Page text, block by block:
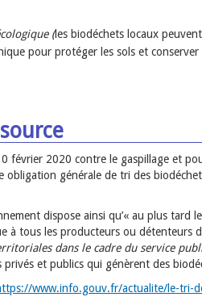
(les biodéchets locaux
pour protéger les sols et conserver
février 2020 contre le gaspillage et
obligation générale de tri des
dispose ainsi qu’« au plus tard
à tous les producteurs ou détenteurs
dans le cadre du service
et publics qui génèrent des
www.info.gouv.fr/actualite/le-tri-